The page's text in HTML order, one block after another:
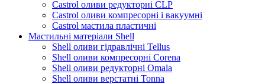
Castrol оливи редукторні CLP
Castrol оливи компресорні і вакуумні
Castrol мастила пластичні
Мастильні матеріали Shell
Shell оливи гідравлічні Tellus
Shell оливи компресорні Corena
Shell оливи редукторні Omala
Shell оливи верстатні Tonna